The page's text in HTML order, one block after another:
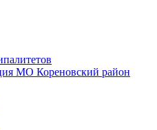
МО Кореновский район